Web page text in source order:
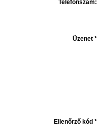
Telefonszám:
Üzenet *
Ellenőrző kód *